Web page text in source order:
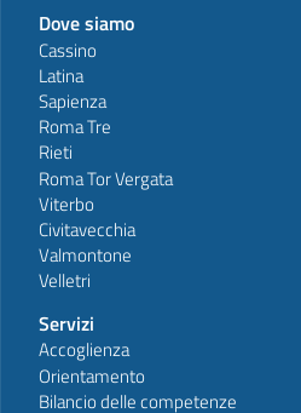
Dove siamo
Cassino
Latina
Sapienza
Roma Tre
Rieti
Roma Tor Vergata
Viterbo
Civitavecchia
Valmontone
Velletri
Servizi
Accoglienza
Orientamento
Bilancio delle competenze